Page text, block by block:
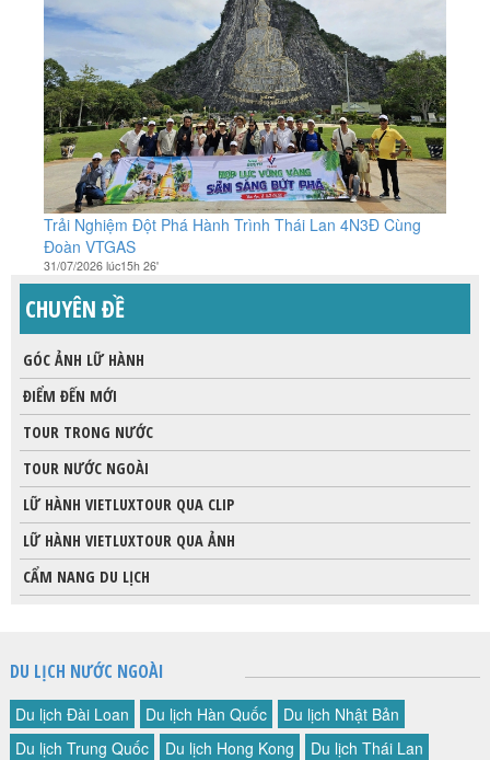
Trải Nghiệm Đột Phá Hành Trình Thái Lan 4N3Đ Cùng
Đoàn VTGAS
31/07/2026 lúc15h 26'
CHUYÊN ĐỀ
GÓC ẢNH LỮ HÀNH
ĐIỂM ĐẾN MỚI
TOUR TRONG NƯỚC
TOUR NƯỚC NGOÀI
LỮ HÀNH VIETLUXTOUR QUA CLIP
LỮ HÀNH VIETLUXTOUR QUA ẢNH
CẨM NANG DU LỊCH
DU LỊCH NƯỚC NGOÀI
Du lịch Đài Loan Du lịch Hàn Quốc
Du lịch Nhật Bản
Du lịch Trung Quốc
Du lịch Hong Kong
Du lịch Thái Lan